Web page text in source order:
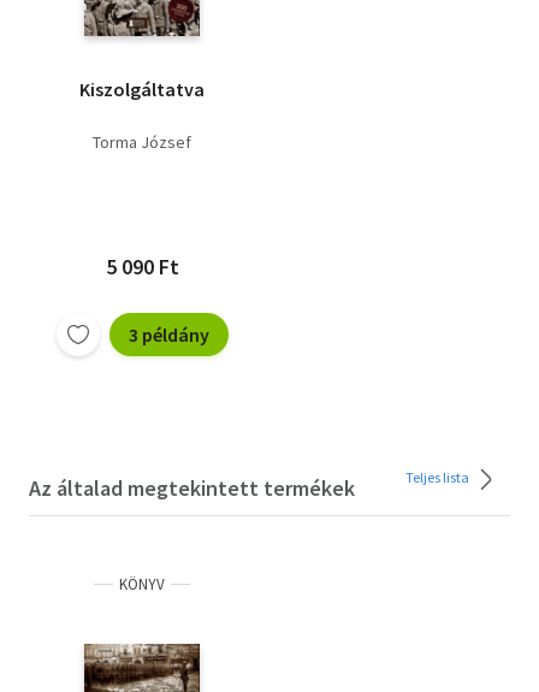
Kiszolgáltatva
Torma József
5 090 Ft
3 példány
Az általad megtekintett termékek Teljes lista
KÖNYV